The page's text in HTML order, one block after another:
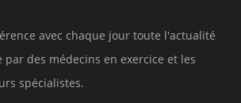
avec chaque jour toute l'actualité
par des médecins en exercice et les
spécialistes.